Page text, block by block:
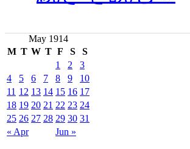
May 1914
M T W T F S S
« Apr Jun »
1 2
3
4
5 6 7 8 9
10
11 12 13 14 15 16 17
18 19 20 21 22 23 24
25 26 27 28 29 30 31